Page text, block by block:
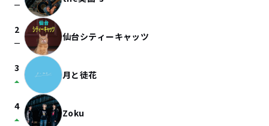
check_indeterminate_small
2
check_indeterminate_small 仙台シティーキャッツ
3
arrow_drop_up 月と徒花
4
arrow_drop_up Zoku